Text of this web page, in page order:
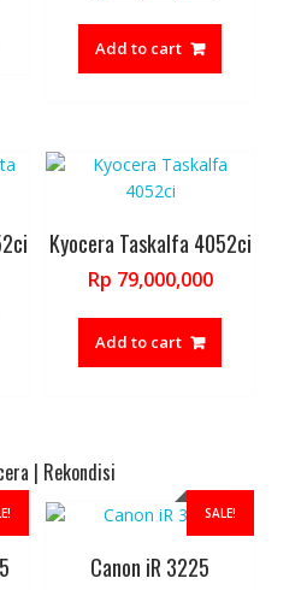
Add to cart
Kyocera Taskalfa 4052ci
Rp 79,000,000
Add to cart
| Rekondisi
SALE!
Canon iR 3225